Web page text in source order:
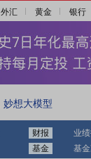
外汇 黄金 银行
妙想大模型
财报 业
基金 基